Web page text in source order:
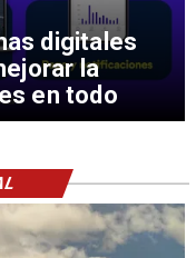
digitales
la
en todo